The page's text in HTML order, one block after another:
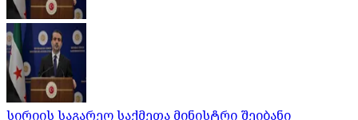
სირიის საგარეო საქმეთა მინისტრი შეიბანი